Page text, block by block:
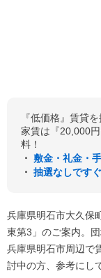
『低価格』賃貸
家賃は『20,000
料！
・ 敷金・礼金・
・ 抽選なしです
兵庫県明石市大久保
東第3」のご案内。
兵庫県明石市周辺で
討中の方、参考にし